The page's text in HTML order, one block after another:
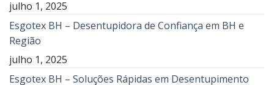
julho 1, 2025
Esgotex BH – Desentupidora de Confiança em BH e
Região
julho 1, 2025
Esgotex BH – Soluções Rápidas em Desentupimento